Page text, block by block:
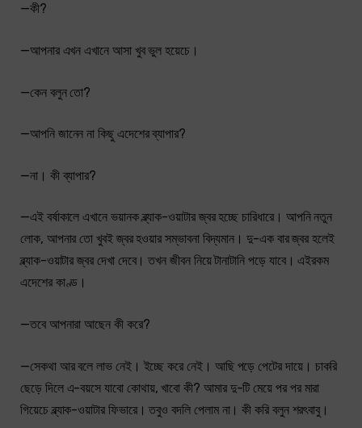
—কী?
—আপনার এখন এখানে আসা খুব ভুল হয়েচে।
—কেন বলুন তো?
—আপনি জানেন না কিছু এদেশের ব্যাপার?
—না। কী ব্যাপার?
—এই বর্ষাকালে এখানে ভয়ানক ব্ল্যাক-ওয়াটার জ্বর হচ্ছে চারিধারে। আপনি নতুন
লোক, আপনার তো খুবই জ্বর হওয়ার সম্ভাবনা বিদ্যমান। দু-এক বার জ্বর হলেই
ব্ল্যাক-ওয়াটার জ্বর দেখা দেবে। তখন জীবন নিয়ে টানাটানি পড়ে যাবে। এইরকম
এদেশের কাণ্ড।
—তবে আপনারা আছেন কী করে?
—সেকথা আর বলে লাভ নেই। ইচ্ছে করে নেই। আছি পড়ে পেটের দায়ে। চাকরি
ছেড়ে দিলে এ-বয়সে যাবো কোথায়, খাবো কী? আমার দু-টি মেয়ে পর পর মারা
গিয়েচে ব্ল্যাক-ওয়াটার ফিভারে। তবুও বদলি পেলাম না। কী করি বলুন শরৎবাবু।